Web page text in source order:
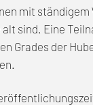
mit ständigem
sind. Eine
Grades der